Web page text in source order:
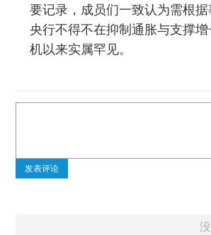
要记录，成员们一致认为需根
央行不得不在抑制通胀与支撑
机以来实属罕见。
发表评论